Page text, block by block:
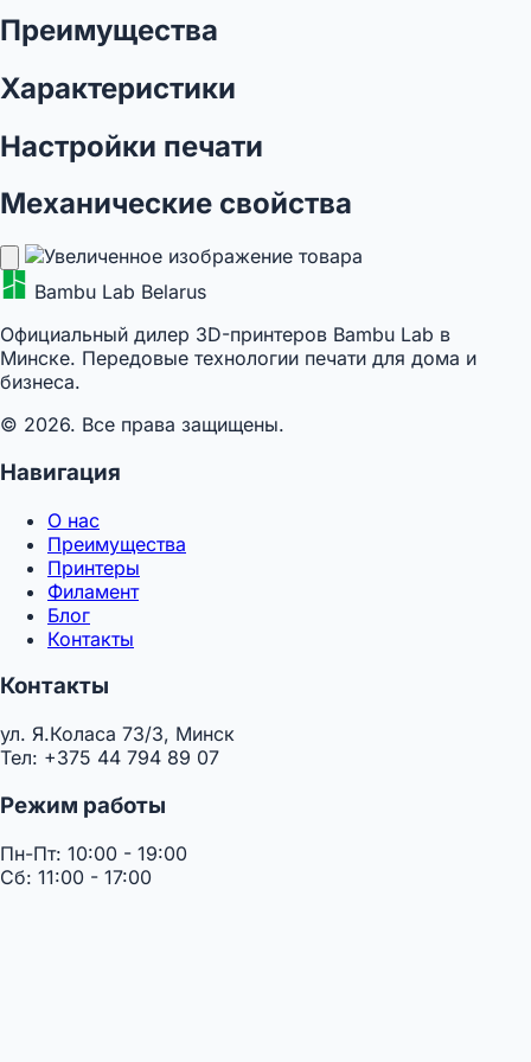
Преимущества
Характеристики
Настройки печати
Механические свойства
Bambu Lab Belarus
Официальный дилер 3D-принтеров Bambu Lab в
Минске. Передовые технологии печати для дома и
бизнеса.
© 2026. Все права защищены.
Навигация
О нас
Преимущества
Принтеры
Филамент
Блог
Контакты
Контакты
ул. Я.Коласа 73/3, Минск
Тел: +375 44 794 89 07
Режим работы
Пн-Пт: 10:00 - 19:00
Сб: 11:00 - 17:00